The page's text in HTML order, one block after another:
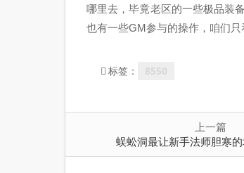
哪里去，毕竟老区的一些极品装
也有一些GM参与的操作，咱们只
标签：
上一篇
蜈蚣洞最让新手法师胆寒